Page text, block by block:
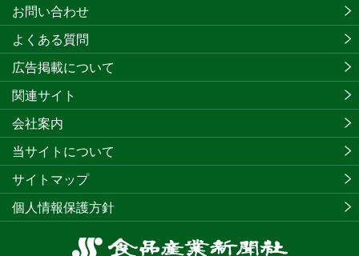
食
お問い合わせ
よくある質問
広告掲載について
関連サイト
会社案内
当サイトについて
サイトマップ
個人情報保護方針